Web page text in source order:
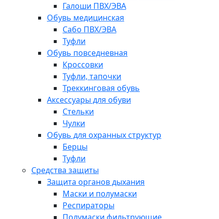
Галоши ПВХ/ЭВА
Обувь медицинская
Сабо ПВХ/ЭВА
Туфли
Обувь повседневная
Кроссовки
Туфли, тапочки
Треккинговая обувь
Аксессуары для обуви
Стельки
Чулки
Обувь для охранных структур
Берцы
Туфли
Средства защиты
Защита органов дыхания
Маски и полумаски
Респираторы